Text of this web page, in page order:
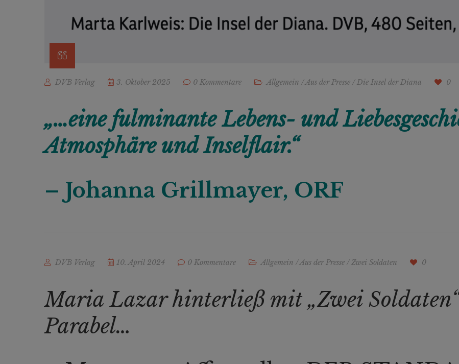
DVB Verlag 3. Oktober 2025 0 Kommentare Allgemein /Aus der Presse /Die Insel der Diana 0
„…eine fulminante Lebens- und
Atmosphäre und Inselflair.“
– Johanna Grillmayer, ORF
DVB Verlag 10. April 2024 0 Kommentare Allgemein /Aus der Presse /Zwei Soldaten 0
Maria Lazar hinterließ mit „Zwei
Parabel…